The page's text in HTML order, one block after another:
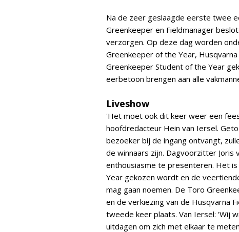
Na de zeer geslaagde eerste twee
Greenkeeper en Fieldmanager
verzorgen. Op deze dag worden
Greenkeeper of the Year,
Greenkeeper Student of the Year
eerbetoon brengen aan alle
Liveshow
'Het moet ook dit keer weer een
hoofdredacteur Hein van Iersel.
bezoeker bij de ingang ontvangt,
de winnaars zijn. Dagvoorzitter Joris
enthousiasme te presenteren. Het
Year gekozen wordt en de
mag gaan noemen. De Toro
en de verkiezing van de Husqvarna
tweede keer plaats. Van Iersel: 'Wij
uitdagen om zich met elkaar te